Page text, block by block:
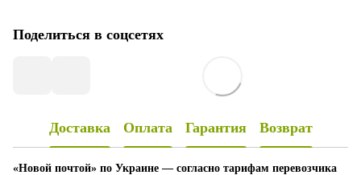
Поделиться в соцсетях
Доставка Оплата Гарантия Возврат
«Новой почтой» по Украине — согласно тарифам перевозчика